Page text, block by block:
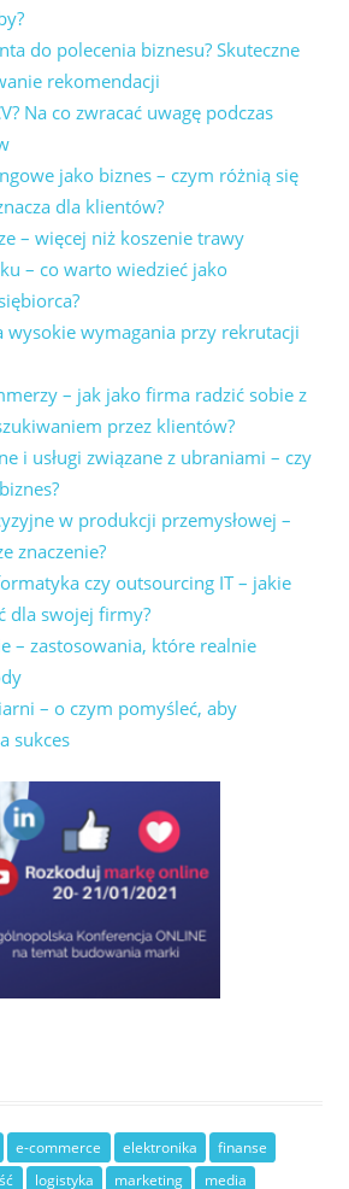
do polecenia biznesu? Skuteczne
rekomendacji
Na co zwracać uwagę podczas
jako biznes – czym różnią się
dla klientów?
– więcej niż koszenie trawy
– co warto wiedzieć jako
wysokie wymagania przy rekrutacji
– jak jako firma radzić sobie z
przez klientów?
i usługi związane z ubraniami – czy
w produkcji przemysłowej –
znaczenie?
czy outsourcing IT – jakie
dla swojej firmy?
– zastosowania, które realnie
– o czym pomyśleć, aby
sukces
e-commerce elektronika
finanse
logistyka marketing media